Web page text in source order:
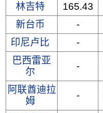
林吉特
165.43
新台币
-
印尼卢比
-
巴西雷亚
尔
-
阿联酋迪拉
姆
-